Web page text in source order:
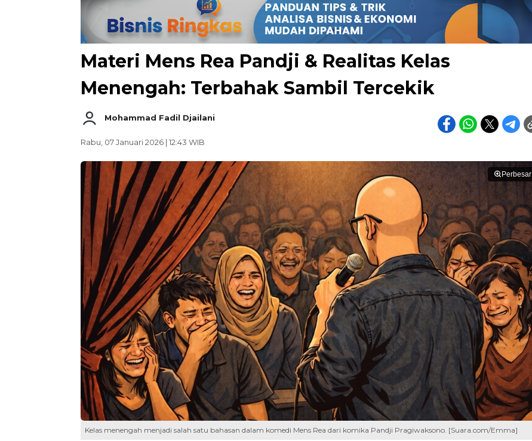
Materi Mens Rea Pandji & Realitas Kelas
Menengah: Terbahak Sambil Tercekik
Mohammad Fadil Djailani
Rabu, 07 Januari 2026 | 12:43 WIB
Perbesar
Kelas menengah menjadi salah satu bahasan dalam komedi Mens Rea dari komika Pandji Pragiwaksono. [Suara.com/Emma]